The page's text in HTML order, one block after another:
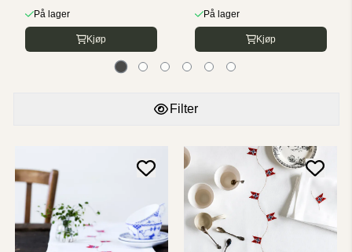
På lager
Kjøp
På lager
Kjøp
Filter